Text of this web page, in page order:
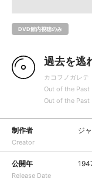
DVD館内視聴のみ
過去を逃
カコヲノガレテ
Out of the Past
Out of the Past
制作者
Creator
ジ
公開年
Release Date